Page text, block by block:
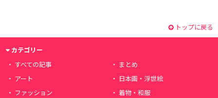
トップに戻る
カテゴリー
すべての記事
まとめ
アート
日本画・浮世絵
ファッション
着物・和服